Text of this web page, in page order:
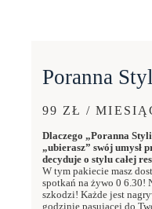
Poranna
99 ZŁ /
Dlaczego „Poranna
„ubierasz” swój umysł
decyduje o stylu całej
W tym pakiecie masz
spotkań na żywo 0 6.30!
szkodzi! Każde jest
godzinie pasującej do